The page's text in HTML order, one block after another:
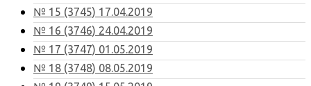
№ 15 (3745) 17.04.2019
№ 16 (3746) 24.04.2019
№ 17 (3747) 01.05.2019
№ 18 (3748) 08.05.2019